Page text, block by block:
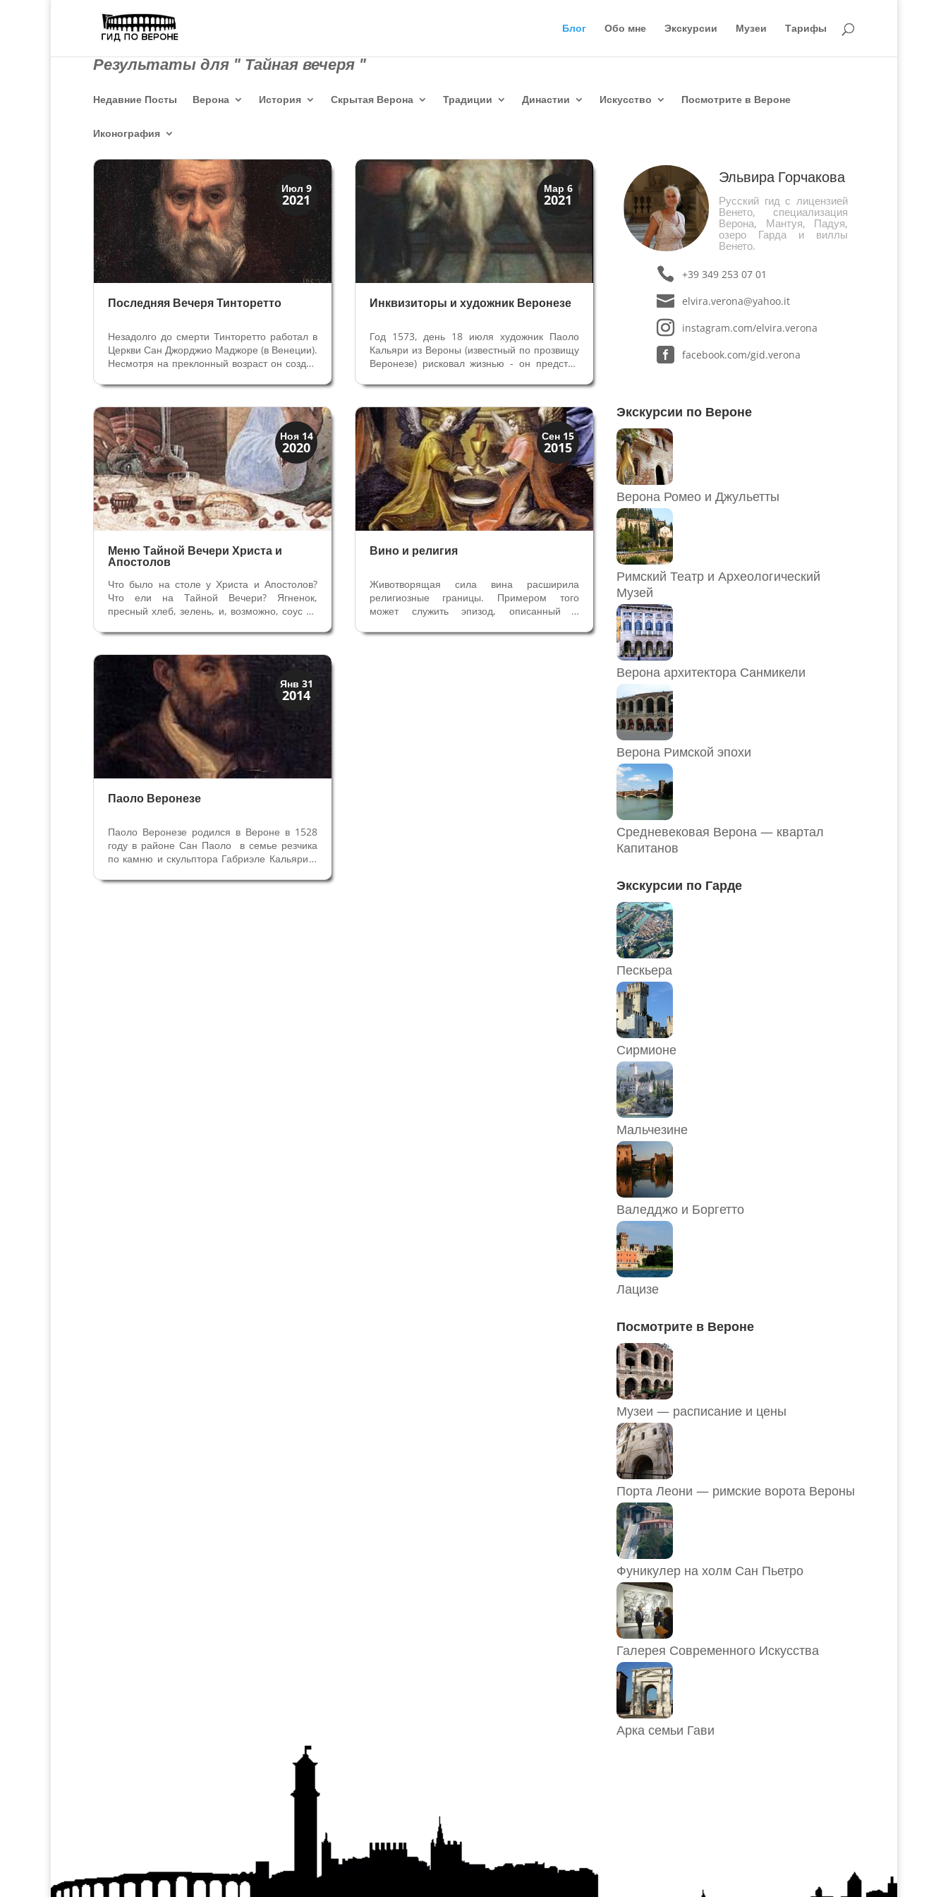
Блог Обо мне Экскурсии Музеи Тарифы
Результаты для " Тайная вечеря "
Недавние Посты Верона История Скрытая Верона Традиции Династии Искусство Посмотрите в Вероне
Иконография
Июл 9
2021
Искусство
Тайны картин
Последняя Вечеря Тинторетто
Незадолго до смерти Тинторетто работал в
Церкви Сан Джорджио Маджоре (в Венеции).
Несмотря на преклонный возраст он создал
Манна небесная. Автопортрет в возрасте 70
лет, Тинторетто, Лувр 6 раз обращался
художник к сюжету Тайной...
Ноя 14
2020
Вино и кухня
Традиции
Меню Тайной Вечери Христа и
Апостолов
Что было на столе у Христа и Апостолов?
Что ели на Тайной Вечери? Ягненок,
пресный хлеб, зелень, и, возможно, соус на
орехами, финиками, медом и вином? Это
могло быть на столе у Апостолов, ведь речь
идет о еврейской Пасхе....
Янв 31
2014
Искусство
Художники
Паоло Веронезе
Паоло Веронезе родился в Вероне в 1528
году в районе Сан Паоло в семье резчика
по камню и скульптора Габриэле Кальяри и
детей. В церковных приходских книгах в
Мар 6
2021
Искусство
Тайны картин
Инквизиторы и художник Веронезе
Год 1573, день 18 июля художник Паоло
Кальяри из Вероны (известный по прозвищу
Веронезе) рисковал жизнью - он предстал
ереси. В Венеции Святая Инквизиция была
толерантной, жители не видели костров на
площадях, на которых горели...
Сен 15
2015
История
Мифы и Библия
Вино и религия
Животворящая сила вина расширила
религиозные границы. Примером того
может служить эпизод, описанный в
Внезапное появление царя Салема по
Эльвира Горчакова
Русский гид с лицензией
Венето, специализация
Верона, Мантуя, Падуя,
озеро Гарда и виллы
Венето.
+39 349 253 07 01
elvira.verona@yahoo.it
instagram.com/elvira.verona
facebook.com/gid.verona
Экскурсии по Вероне
Верона Ромео и Джульетты
Римский Театр и Археологический
Музей
Верона архитектора Санмикели
Верона Римской эпохи
Средневековая Верона — квартал
Капитанов
Экскурсии по Гарде
Пескьера
Сирмионе
Мальчезине
Валедджо и Боргетто
Лацизе
Посмотрите в Вероне
Музеи — расписание и цены
Порта Леони — римские ворота Вероны
Фуникулер на холм Сан Пьетро
Галерея Современного Искусства
Арка семьи Гави